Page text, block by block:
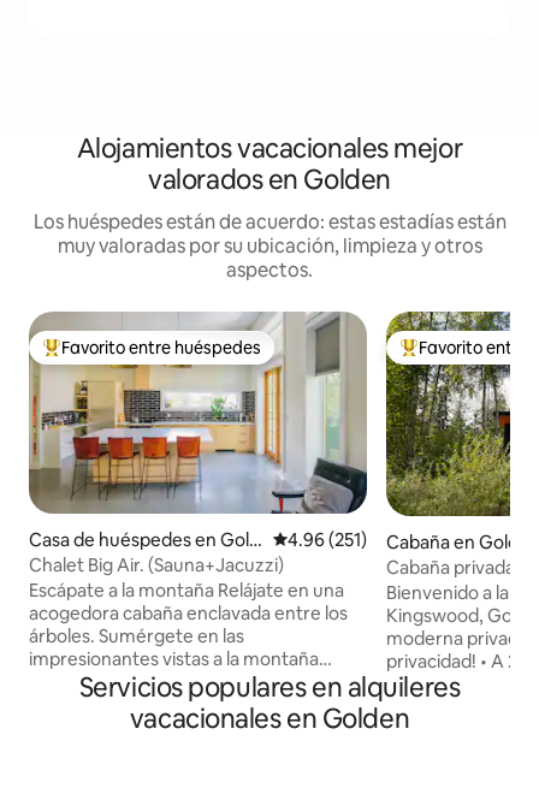
Alojamientos vacacionales mejor
valorados en Golden
Los huéspedes están de acuerdo: estas estadías están
muy valoradas por su ubicación, limpieza y otros
aspectos.
Favorito entre huéspedes preferido
Favorito entre huéspedes
Casa de huéspedes en Gold
en
Calificación promedio: 4.96 de
4.96 (251)
Chalet Big Air. (Sauna+Jacuzzi)
Escápate a la montaña Relájate en una
acogedora cabaña enclavada entre los
árboles. Sumérgete en las
impresionantes vistas a la montaña
desde la terraza, relájate en el jacuzzi o
en la exclusiva sauna de la casa del árbol.
Siéntete a un mundo de distancia, pero
Favorito entre
Favorito entre
Cabaña en
Cabaña privada
vistas a la
Bienvenido a la
Kingswood,
moderna privada
privacidad! • A 20 minutos de Golden •
Jacuzzi con vistas
al aire libre •
Servicios populares en alquileres
vacacionales en Golden